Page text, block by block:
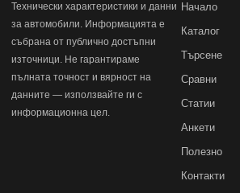
Технически характеристики и данни
за автомобили. Информацията е
събрана от публично достъпни
източници. Не гарантираме
пълната точност и вярност на
данните — използвайте ги с
информационна цел.
Начало
Каталог
Търсене
Сравни
Статии
Анкети
Полезно
Контакти